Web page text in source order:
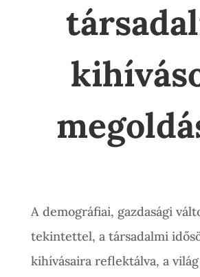
A demográfiai, gazdasági
tekintettel, a társadalmi
kihívásaira reflektálva, a világ